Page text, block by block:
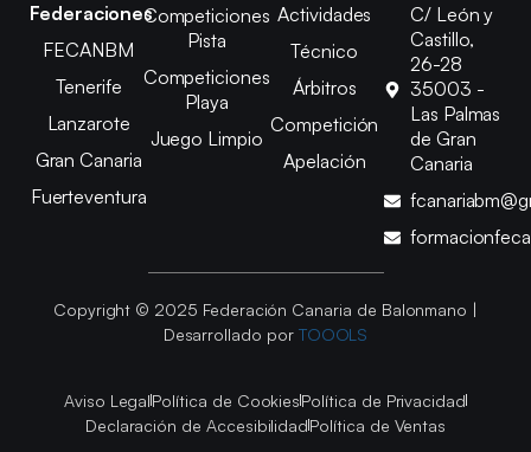
Federaciones
FECANBM
Tenerife
Lanzarote
Gran Canaria
Fuerteventura
Competiciones
Pista
Competiciones
Playa
Juego Limpio
Actividades
Técnico
Árbitros
Competición
Apelación
C/ León y
Castillo,
26-28
35003 -
Las Palmas
de Gran
Canaria
Copyright © 2025 Federación Canaria de Balonmano |
Desarrollado por TOOOLS
Aviso LegalPolítica de CookiesPolítica de Privacidad
Declaración de AccesibilidadPolítica de Ventas